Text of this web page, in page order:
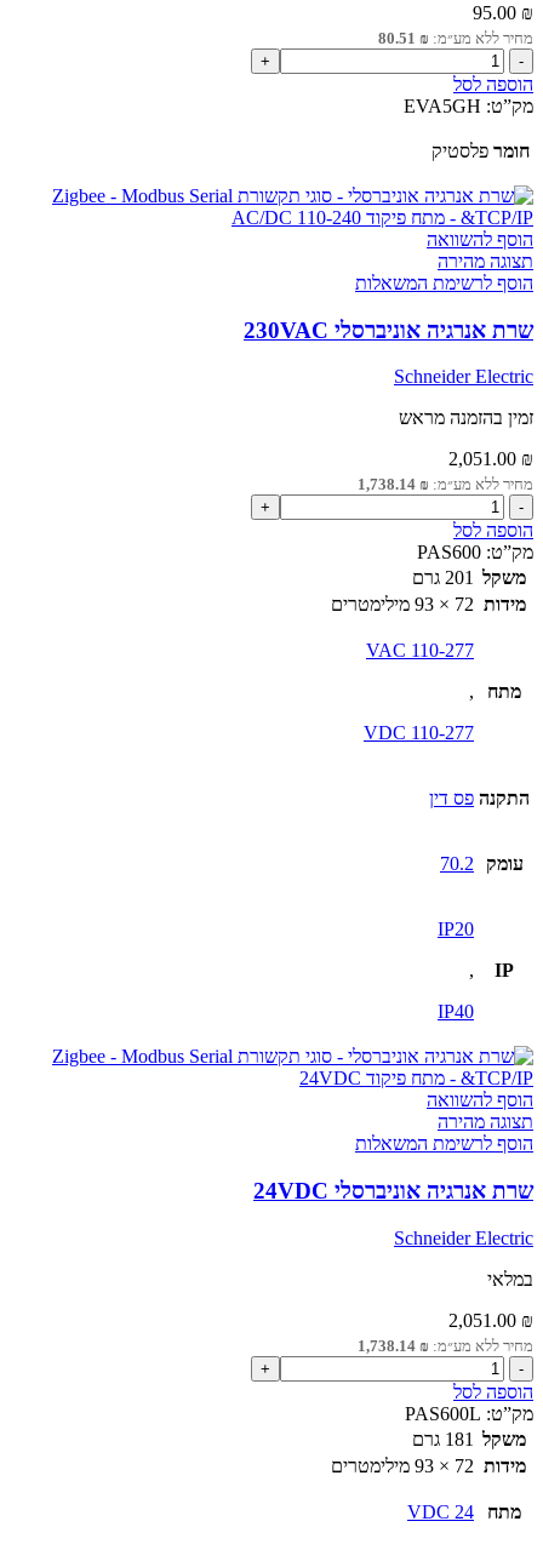
95.00 ₪
מחיר ללא מע״מ: 80.51 ₪
כמות
של
מחזיק
טעינה
הוספה לסל
מק”ט: EVA5GH
חומר פלסטיק
הוסף להשוואה
תצוגה מהירה
הוסף לרשימת המשאלות
שרת אנרגיה אוניברסלי 230VAC
Schneider Electric
זמין בהזמנה מראש
2,051.00 ₪
מחיר ללא מע״מ: 1,738.14 ₪
כמות
של
שרת
אנרגיה
אוניברסלי
230VAC
הוספה לסל
מק”ט: PAS600
משקל 201 גרם
מידות 72 × 93 מילימטרים
מתח
110-277 VAC
,
110-277 VDC
התקנה פס דין
עומק 70.2
IP
IP20
,
IP40
הוסף להשוואה
תצוגה מהירה
הוסף לרשימת המשאלות
שרת אנרגיה אוניברסלי 24VDC
Schneider Electric
במלאי
2,051.00 ₪
מחיר ללא מע״מ: 1,738.14 ₪
כמות
של
שרת
אנרגיה
אוניברסלי
24VDC
הוספה לסל
מק”ט: PAS600L
משקל 181 גרם
מידות 72 × 93 מילימטרים
מתח 24 VDC